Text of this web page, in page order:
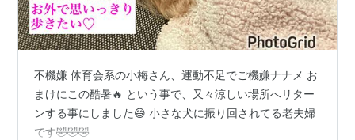
不機嫌 体育会系の小梅さん、運動不足でご機嫌ナナメ お
まけにこの酷暑🔥 という事で、又々涼しい場所へリター
ンする事にしました😅 小さな犬に振り回されてる老夫婦
です🤣🤣🤣